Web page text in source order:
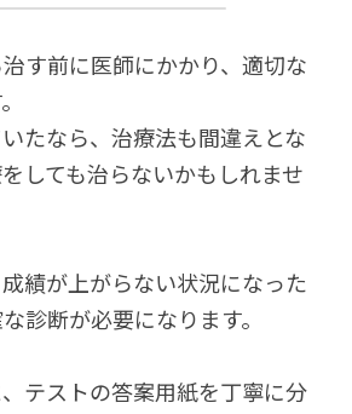
す前に医師にかかり、適切な
たなら、治療法も間違えとな
しても治らないかもしれませ
績が上がらない状況になった
診断が必要になります。
テストの答案用紙を丁寧に分